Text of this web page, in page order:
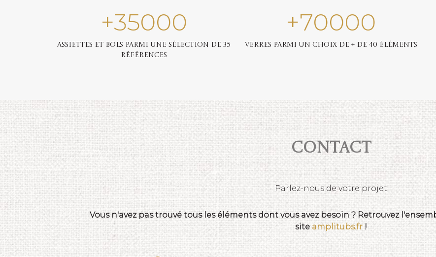
+35000
Assiettes et bols parmi une sélection de 35
références
+70000
Verres parmi un choix de + de 40 éléments
Contact
Parlez-nous de votre projet
Vous n'avez pas trouvé tous les éléments dont vous avez besoin ? Retrouvez
site amplitubs.fr !